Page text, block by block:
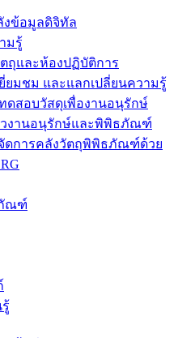
ข้อมูลดิจิทัล
มรู้
ถุและห้องปฏิบัติการ
ยมชม และแลกเปลี่ยนความรู้
ดสอบวัสดุเพื่องานอนุรักษ์
งานอนุรักษ์และพิพิธภัณฑ์
ดการคลังวัตถุพิพิธภัณฑ์ด้วย
ณฑ์